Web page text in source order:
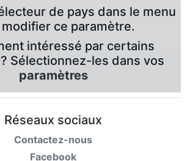
de pays dans le menu
ce paramètre.
intéressé par certains
Sélectionnez-les dans vos
paramètres
Réseaux sociaux
Contactez-nous
Facebook